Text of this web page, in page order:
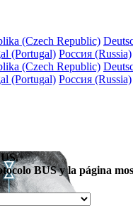
(Czech Republic)
(Portugal) Россия (Russia)
(Czech Republic)
(Portugal) Россия (Russia)
BUS y la página